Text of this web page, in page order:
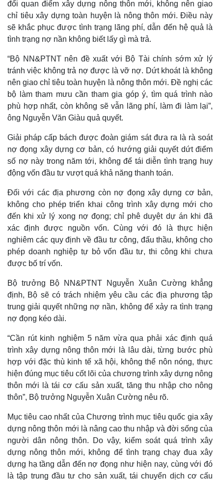
Kinh tế
Bất động sản
Khởi nghiệp
Thị trường
Giá vàng
Tiêu dùng
Tỷ giá
Chứng khoán
Giá cà phê
đổi quan điểm xây dựng nông thôn mới, không nên giao
chỉ tiêu xây dựng toàn huyện là nông thôn mới. Điều này
sẽ khắc phục được tình trạng lãng phí, dẫn đến hệ quả là
tình trạng nợ nần không biết lấy gì mà trả.
“Bộ NN&PTNT nên đề xuất với Bộ Tài chính sớm xử lý
tránh việc không trả nợ được là vỡ nợ. Dứt khoát là không
nên giao chỉ tiêu toàn huyện là nông thôn mới. Đề nghị các
bộ làm tham mưu cần tham gia góp ý, tìm quá trình nào
phù hợp nhất, còn không sẽ vẫn lãng phí, làm đi làm lại”,
ông Nguyễn Văn Giàu quả quyết.
Giải pháp cấp bách được đoàn giám sát đưa ra là rà soát
nợ đọng xây dựng cơ bản, có hướng giải quyết dứt điểm
số nợ này trong năm tới, không để tái diễn tình trạng huy
động vốn đầu tư vượt quá khả năng thanh toán.
Đối với các địa phương còn nợ đọng xây dựng cơ bản,
không cho phép triển khai công trình xây dựng mới cho
đến khi xử lý xong nợ đọng; chỉ phê duyệt dự án khi đã
xác định được nguồn vốn. Cùng với đó là thực hiện
nghiêm các quy định về đầu tư công, đấu thầu, không cho
phép doanh nghiệp tự bỏ vốn đầu tư, thi công khi chưa
được bố trí vốn.
Bộ trưởng Bộ NN&PTNT Nguyễn Xuân Cường khẳng
định, Bộ sẽ có trách nhiệm yêu cầu các địa phương tập
trung giải quyết những nợ nần, không để xảy ra tình trạng
nợ đọng kéo dài.
“Cần rút kinh nghiệm 5 năm vừa qua phải xác định quá
trình xây dựng nông thôn mới là lâu dài, từng bước phù
hợp với đặc thù kinh tế xã hội, không thể nôn nóng, thực
hiện đúng mục tiêu cốt lõi của chương trình xây dựng nông
thôn mới là tái cơ cấu sản xuất, tăng thu nhập cho nông
thôn”, Bộ trưởng Nguyễn Xuân Cường nêu rõ.
Mục tiêu cao nhất của Chương trình mục tiêu quốc gia xây
dựng nông thôn mới là nâng cao thu nhập và đời sống của
người dân nông thôn. Do vậy, kiểm soát quá trình xây
dựng nông thôn mới, không để tình trạng chạy đua xây
dựng hạ tầng dẫn đến nợ đọng như hiện nay, cùng với đó
là tập trung đầu tư cho sản xuất, tái chuyển dịch cơ cấu